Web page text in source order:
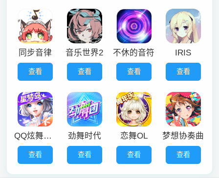
同步音律
查看
音乐世界2
查看
不休的音符
查看
IRIS
查看
QQ炫舞手游
查看
劲舞时代
查看
恋舞OL
查看
梦想协奏曲
查看